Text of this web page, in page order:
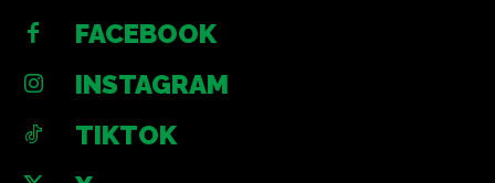
FACEBOOK
INSTAGRAM
TIKTOK